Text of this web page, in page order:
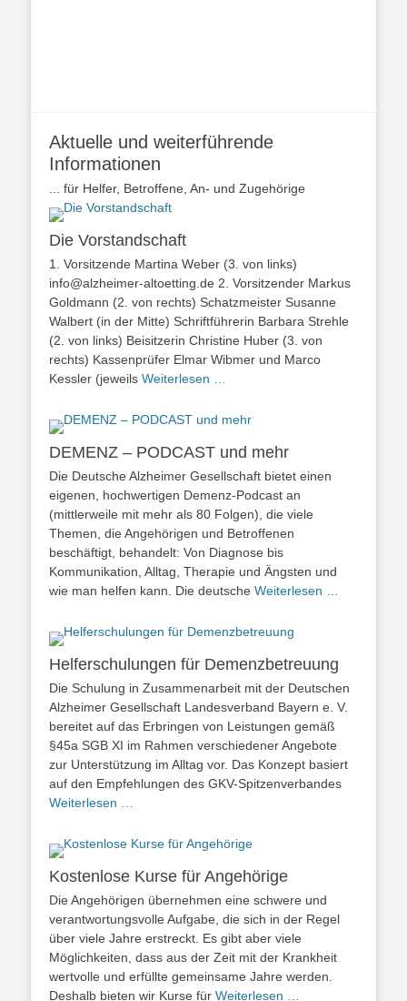
Aktuelle und weiterführende
Informationen
... für Helfer, Betroffene, An- und Zugehörige
Die Vorstandschaft
1. Vorsitzende Martina Weber (3. von links)
info@alzheimer-altoetting.de 2. Vorsitzender Markus
Goldmann (2. von rechts) Schatzmeister Susanne
Walbert (in der Mitte) Schriftführerin Barbara Strehle
(2. von links) Beisitzerin Christine Huber (3. von
rechts) Kassenprüfer Elmar Wibmer und Marco
Kessler (jeweils Weiterlesen …
DEMENZ – PODCAST und mehr
Die Deutsche Alzheimer Gesellschaft bietet einen
eigenen, hochwertigen Demenz-Podcast an
(mittlerweile mit mehr als 80 Folgen), die viele
Themen, die Angehörigen und Betroffenen
beschäftigt, behandelt: Von Diagnose bis
Kommunikation, Alltag, Therapie und Ängsten und
wie man helfen kann. Die deutsche Weiterlesen …
Helferschulungen für Demenzbetreuung
Die Schulung in Zusammenarbeit mit der Deutschen
Alzheimer Gesellschaft Landesverband Bayern e. V.
bereitet auf das Erbringen von Leistungen gemäß
§45a SGB XI im Rahmen verschiedener Angebote
zur Unterstützung im Alltag vor. Das Konzept basiert
auf den Empfehlungen des GKV-Spitzenverbandes
Weiterlesen …
Kostenlose Kurse für Angehörige
Die Angehörigen übernehmen eine schwere und
verantwortungsvolle Aufgabe, die sich in der Regel
über viele Jahre erstreckt. Es gibt aber viele
Möglichkeiten, dass aus der Zeit mit der Krankheit
wertvolle und erfüllte gemeinsame Jahre werden.
Deshalb bieten wir Kurse für Weiterlesen …